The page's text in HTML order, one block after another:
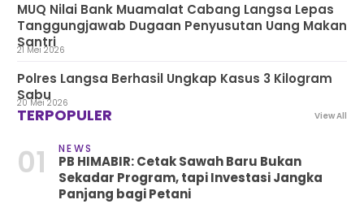
MUQ Nilai Bank Muamalat Cabang Langsa Lepas
Tanggungjawab Dugaan Penyusutan Uang Makan
Santri
21 Mei 2026
Polres Langsa Berhasil Ungkap Kasus 3 Kilogram
Sabu20 Mei 2026
TERPOPULER View All
01 NEWS
PB HIMABIR: Cetak Sawah Baru Bukan
Sekadar Program, tapi Investasi Jangka
Panjang bagi Petani